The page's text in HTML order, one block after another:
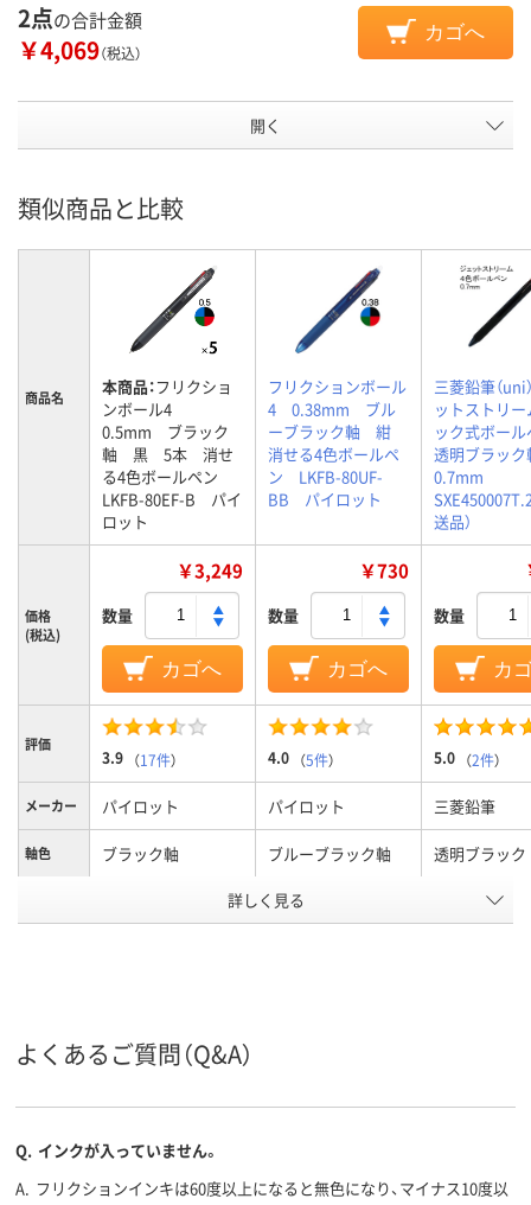
2点の合計金額
￥4,069（税込）
カゴへ
開く
類似商品と比較
商品名 本商品：フリクショ
ンボール4
0.5mm ブラック
軸 黒 5本 消せ
る4色ボールペン
LKFB-80EF-B パイ
ロット
フリクションボール
4 0.38mm ブル
ーブラック軸 紺
消せる4色ボールペ
ン LKFB-80UF-
BB パイロット
三菱鉛筆（uni
ットストリー
ック式ボール
透明ブラック
0.7mm
送品）
価格
(税込)
￥3,249
数量
カゴへ
￥730
数量
カゴへ
数量
カ
評価
3.9 （17件） 4.0 （5件） 5.0 （2件）
メーカー パイロット パイロット 三菱鉛筆
軸色 ブラック軸 ブルーブラック軸 透明ブラック
0.38mm、0.38ｍｍ 0．7mm
軸径 13.8mm
アスクル
スコア
詳しく見る
よくあるご質問（Q&A）
Q. インクが入っていません。
A. フリクションインキは60度以上になると無色になり、マイナス10度以